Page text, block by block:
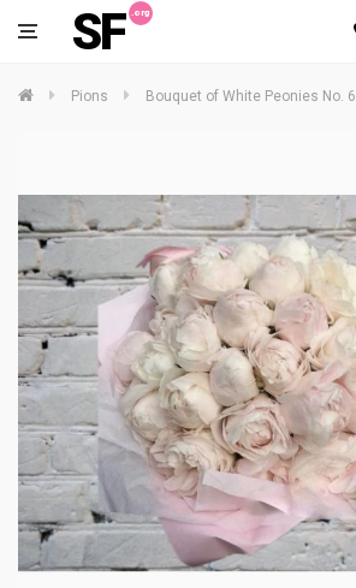
SF
Pions Bouquet of White Peonies No. 6